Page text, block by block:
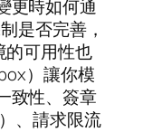
更時如何通
是否完善，
的可用性也
）讓你模
致性、簽章
、請求限流